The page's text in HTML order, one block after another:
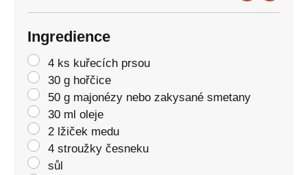
Ingredience
4 ks kuřecích prsou
30 g hořčice
50 g majonézy nebo zakysané smetany
30 ml oleje
2 lžiček medu
4 stroužky česneku
sůl